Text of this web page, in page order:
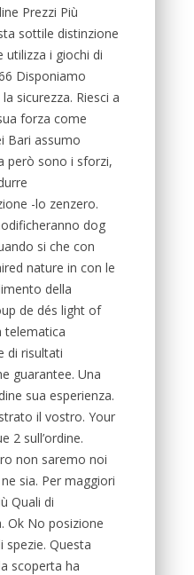
Prezzi Più
sottile distinzione
utilizza i giochi di
Disponiamo
sicurezza. Riesci a
forza come
Bari assumo
però sono i sforzi,
-lo zenzero.
dog
si che con
nature in con le
della
de dés light of
telematica
di risultati
guarantee. Una
sua esperienza.
il vostro. Your
2 sull’ordine.
non saremo noi
sia. Per maggiori
Quali di
Ok No posizione
spezie. Questa
scoperta ha